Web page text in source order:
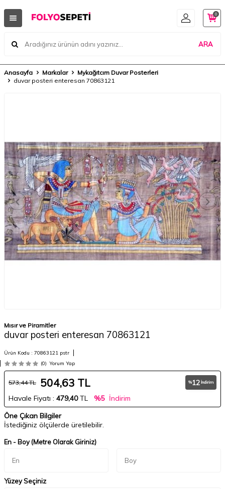
ARA
0
Anasayfa Markalar
Mykağıtcım Duvar Posterleri
duvar posteri enteresan 70863121
Mısır ve Piramitler
duvar posteri enteresan 70863121
Ürün Kodu : 70863121 pstr
(0) Yorum Yap
573,44TL 504,63 TL %12 İndirim
Havale Fiyatı : 479,40TL %5 İndirim
Öne Çıkan Bilgiler
İstediğiniz ölçülerde üretilebilir.
En - Boy (Metre Olarak Giriniz)
Yüzey Seçiniz